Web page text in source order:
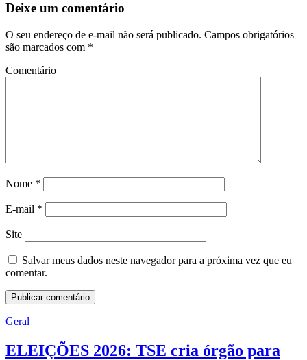
Deixe um comentário
O seu endereço de e-mail não será publicado. Campos obrigatórios
são marcados com *
Comentário
Nome *
E-mail *
Site
Salvar meus dados neste navegador para a próxima vez que eu
comentar.
Geral
ELEIÇÕES 2026: TSE cria órgão para